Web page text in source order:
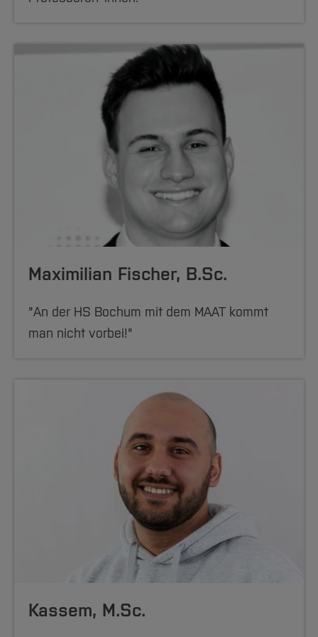
[Inhalt zuklappen]
Maximilian Fischer, B.Sc.
"An der HS Bochum mit dem MAAT kommt
man nicht vorbei!"
Kassem, M.Sc.